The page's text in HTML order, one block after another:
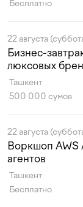
Бесплатно
22 августа
Бизнес-
люксовых
Ташкент
500 000 сумов
22 августа
Воркшоп AWS
агентов
Ташкент
Бесплатно